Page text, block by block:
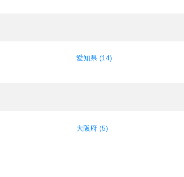
愛知県 (14)
大阪府 (5)